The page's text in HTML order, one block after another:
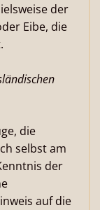
der
Eibe, die
die
selbst am
der
auf die